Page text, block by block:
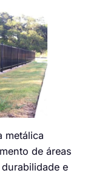
metálica
de áreas
e